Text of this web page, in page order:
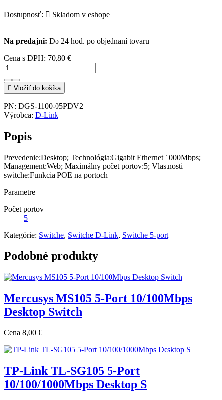
Dostupnosť:  Skladom v eshope
Na predajni: Do 24 hod. po objednaní tovaru
Cena s DPH: 70,80 €
 Vložiť do košíka
PN: DGS-1100-05PDV2
Výrobca: D-Link
Popis
Prevedenie:Desktop; Technológia:Gigabit Ethernet 1000Mbps;
Management:Web; Maximálny počet portov:5; Vlastnosti
switche:Funkcia POE na portoch
Parametre
Počet portov
5
Kategórie: Switche, Switche D-Link, Switche 5-port
Podobné produkty
Mercusys MS105 5-Port 10/100Mbps
Desktop Switch
Cena 8,00 €
TP-Link TL-SG105 5-Port
10/100/1000Mbps Desktop S